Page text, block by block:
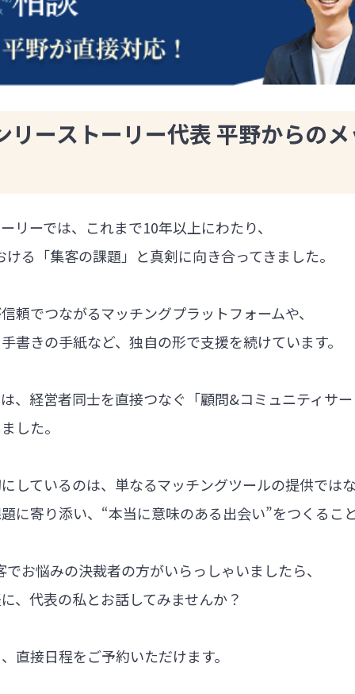
リーストーリー代表 平野からの
リーでは、これまで10年以上にわたり、
る「集客の課題」と真剣に向き合ってきました。
頼でつながるマッチングプラットフォームや、
書きの手紙など、独自の形で支援を続けています。
、経営者同士を直接つなぐ「顧問&コミュニティサ
した。
しているのは、単なるマッチングツールの提供では
に寄り添い、“本当に意味のある出会い”をつくるこ
お悩みの決裁者の方がいらっしゃいましたら、
、代表の私とお話してみませんか？
直接日程をご予約いただけます。